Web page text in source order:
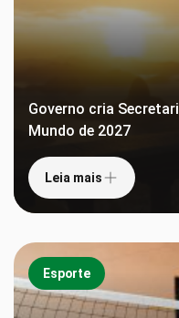
Governo cria
Mundo de 2027
Leia mais
Esporte